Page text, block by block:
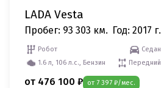
LADA Vesta
Пробег: 93 303 км. Год: 2017 г.
Робот
Седан
1.6 л, 106 л.с., Бензин
Передний
от 476 100 ₽ от 7 397 ₽/мес.